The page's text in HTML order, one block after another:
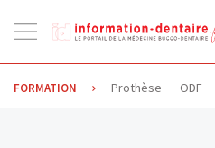
la
FORMATION Prothèse ODF